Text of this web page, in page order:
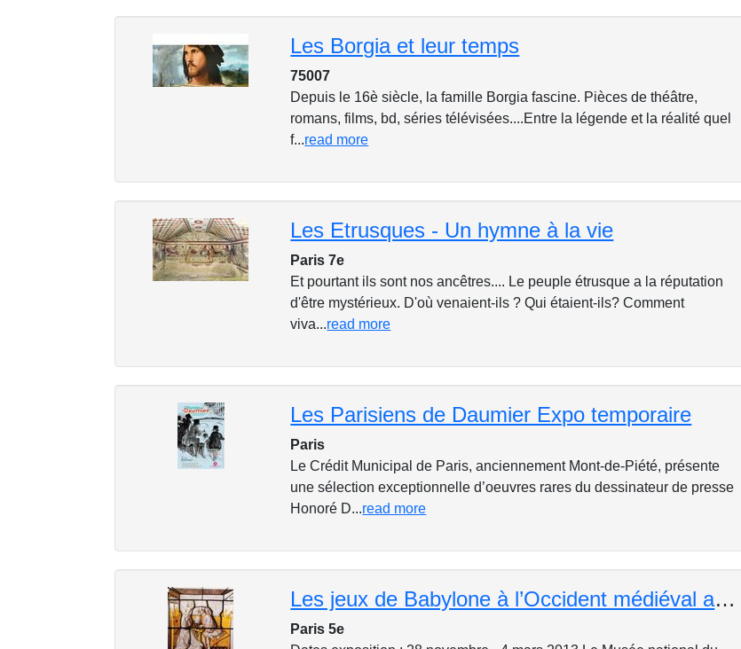
Les Borgia et leur temps
75007
Depuis le 16è siècle, la famille Borgia fascine. Pièces de théâtre,
romans, films, bd, séries télévisées....Entre la légende et la réalité quel
f...read more
Les Etrusques - Un hymne à la vie
Paris 7e
Et pourtant ils sont nos ancêtres.... Le peuple étrusque a la réputation
d'être mystérieux. D'où venaient-ils ? Qui étaient-ils? Comment
viva...read more
Les Parisiens de Daumier Expo temporaire
Paris
Le Crédit Municipal de Paris, anciennement Mont-de-Piété, présente
une sélection exceptionnelle d’oeuvres rares du dessinateur de presse
Honoré D...read more
Les jeux de Babylone à l’Occident médiéval au Musée de Cluny
Paris 5e